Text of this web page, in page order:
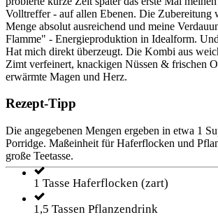
Volltreffer - auf allen Ebenen. Die Zubereitung
Menge absolut ausreichend und meine
Flamme" - Energieproduktion in Idealform.
Hat mich direkt überzeugt. Die Kombi aus
Zimt verfeinert, knackigen Nüssen & frischen
erwärmte Magen und Herz.
Rezept-Tipp
Die angegebenen Mengen ergeben in etwa 1
Porridge. Maßeinheit für Haferflocken und
große Teetasse.
1 Tasse Haferflocken (zart)
1,5 Tassen Pflanzendrink